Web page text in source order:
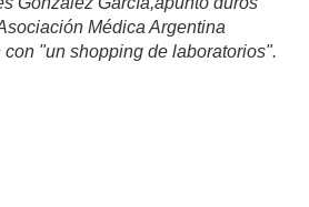
Médica Argentina
"un shopping de laboratorios".